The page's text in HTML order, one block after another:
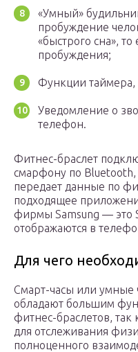
«Умный»
пробуждение
«быстрого сна»,
пробуждения;
Функции таймера,
Уведомление о
телефон.
Фитнес-браслет
смарфону по Bluetooth,
передает данные по
подходящее
фирмы Samsung — это
отображаются в
Для чего
Смарт-часы или умные
обладают большим
фитнес-браслетов, так
для отслеживания
полноценного